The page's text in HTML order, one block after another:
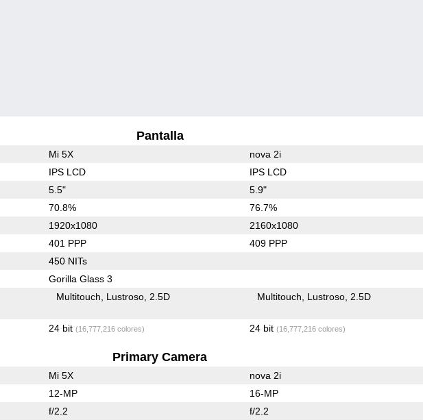
Pantalla
Mi 5X nova 2i
IPS LCD IPS LCD
5.5" 5.9"
70.8% 76.7%
1920x1080 2160x1080
401 PPP 409 PPP
450 NITs
Gorilla Glass 3
Multitouch Lustroso 2.5D Multitouch Lustroso 2.5D
24 bit (16,777,216 colores) 24 bit (16,777,216 colores)
Primary Camera
Mi 5X nova 2i
12-MP 16-MP
f/2.2 f/2.2